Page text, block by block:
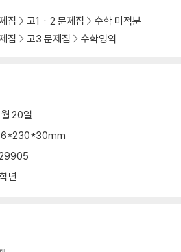
집 고1ㆍ2 문제집
수학 미적분
집 고3 문제집 수학영역
20일
년